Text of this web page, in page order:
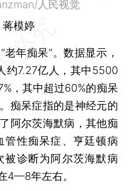
人民视觉
蒋模婷
年痴呆”。数据显示，
约7.27亿人，其中5500
，其中超过60%的痴呆
痴呆症指的是神经元的
阿尔茨海默病，其他痴
管性痴呆症、亨廷顿病
被诊断为阿尔茨海默病
4—8年左右。